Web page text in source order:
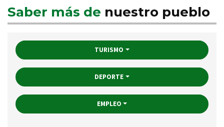
Saber más de nuestro pueblo
TURISMO
DEPORTE
EMPLEO